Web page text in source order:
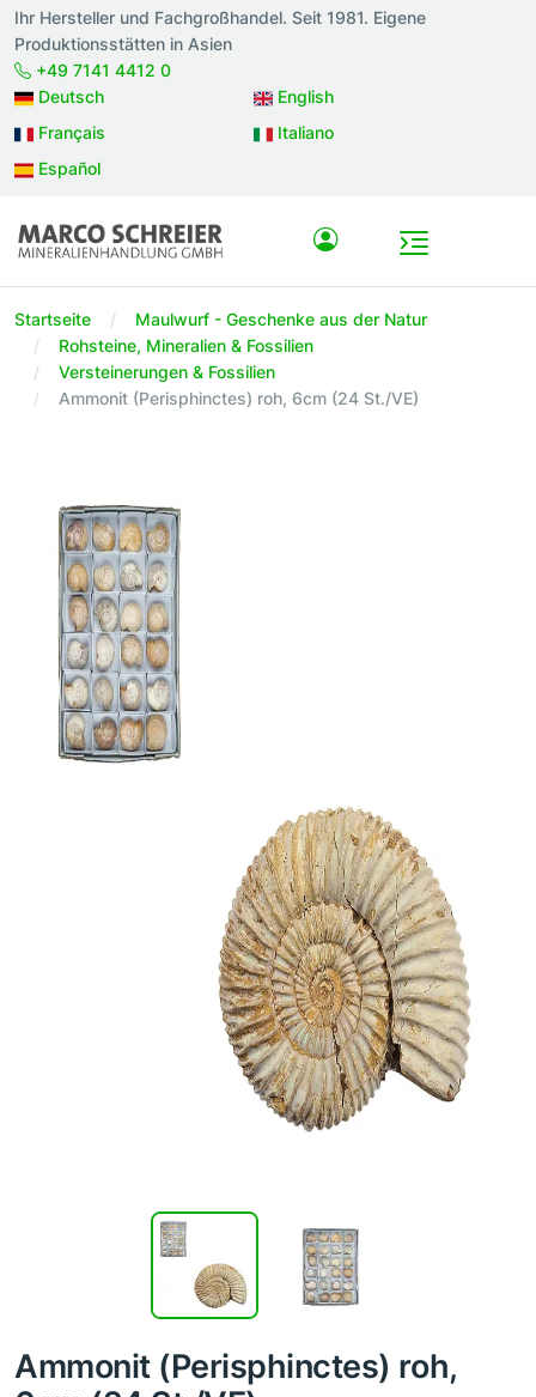
Ihr Hersteller und Fachgroßhandel. Seit 1981. Eigene
Produktionsstätten in Asien
+49 7141 4412 0
Deutsch
English
Français
Italiano
Español
Startseite
Maulwurf - Geschenke aus der Natur
Rohsteine, Mineralien & Fossilien
Versteinerungen & Fossilien
Ammonit (Perisphinctes) roh, 6cm (24 St./VE)
Ammonit (Perisphinctes) roh,